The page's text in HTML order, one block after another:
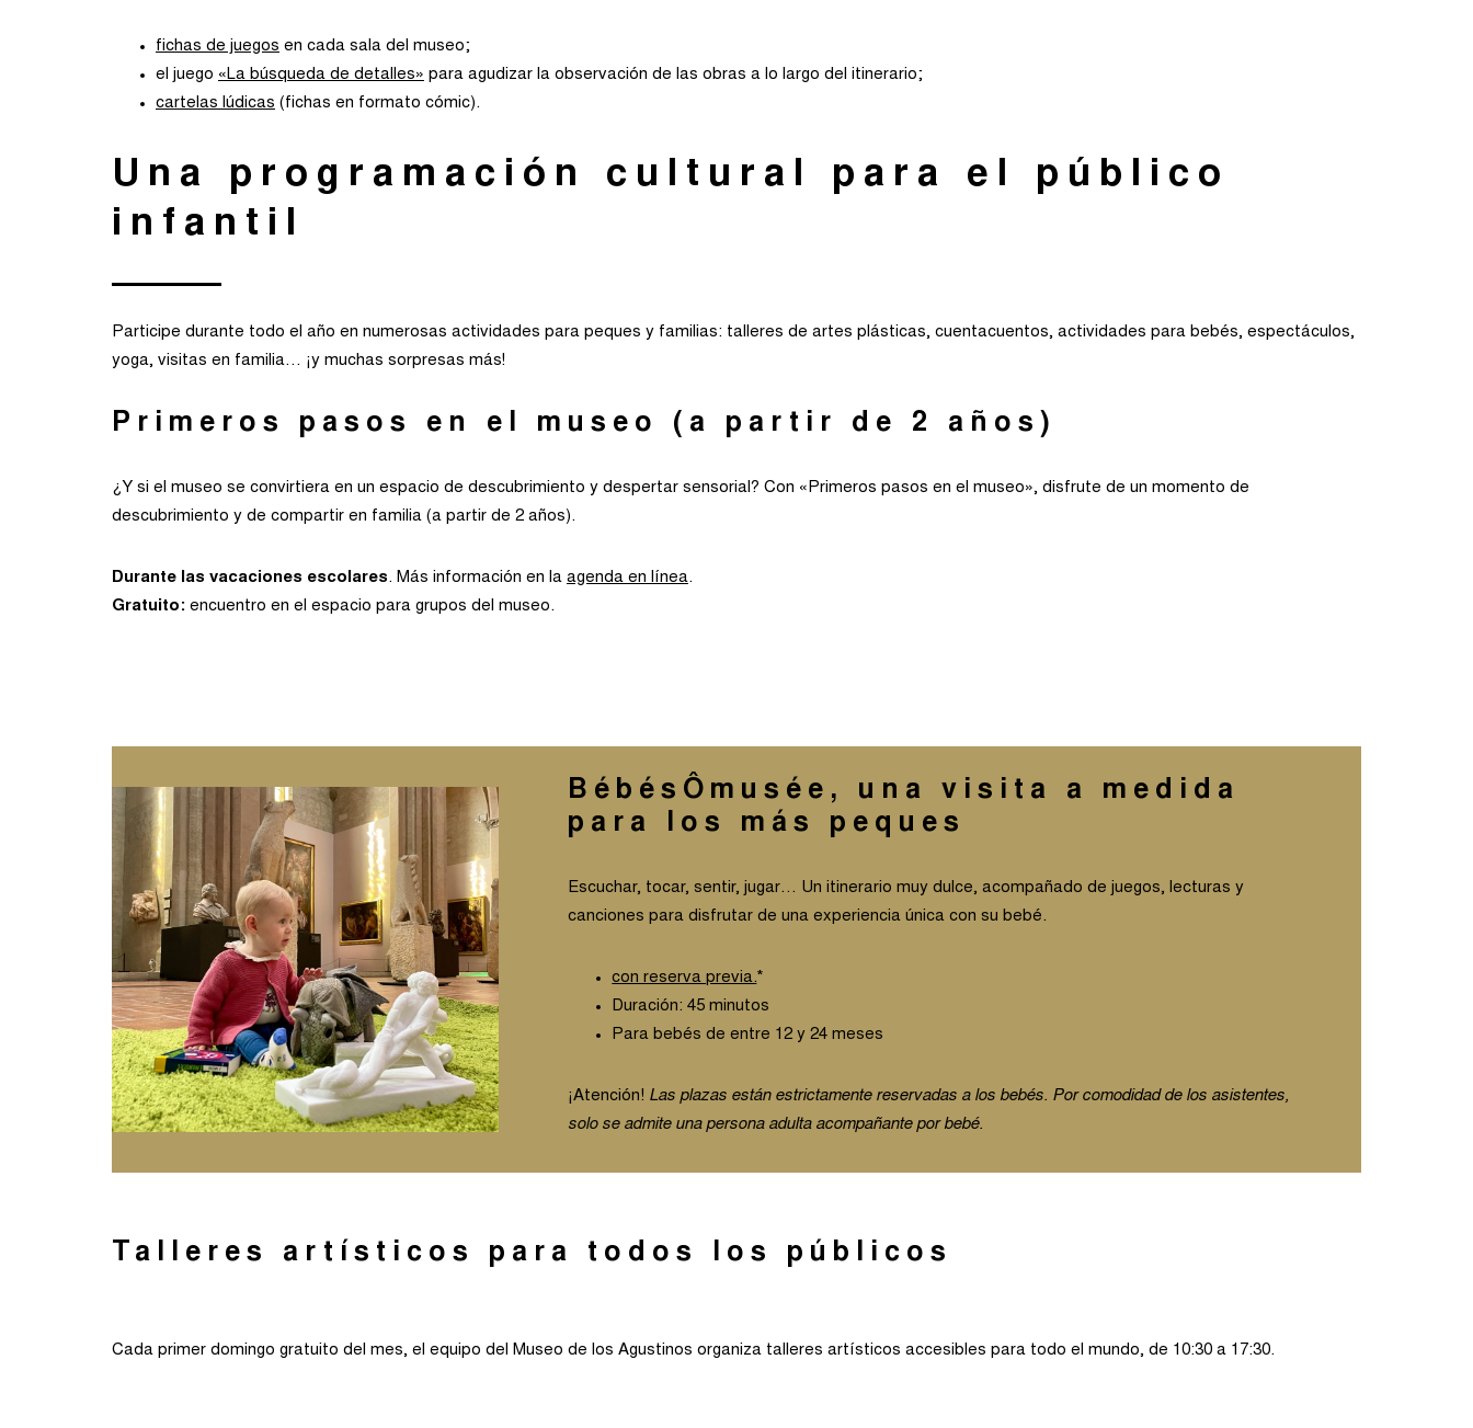
fichas de juegos en cada sala del museo;
el juego «La búsqueda de detalles» para agudizar la observación de las obras a lo largo del itinerario;
cartelas lúdicas (fichas en formato cómic).
Una programación cultural para el público
infantil
Participe durante todo el año en numerosas actividades para peques y familias: talleres de artes plásticas, cuentacuentos, actividades para bebés, espectáculos,
yoga, visitas en familia… ¡y muchas sorpresas más!
Primeros pasos en el museo (a partir de 2 años)
¿Y si el museo se convirtiera en un espacio de descubrimiento y despertar sensorial? Con «Primeros pasos en el museo», disfrute de un momento de
descubrimiento y de compartir en familia (a partir de 2 años).
Durante las vacaciones escolares. Más información en la agenda en línea.
Gratuito: encuentro en el espacio para grupos del museo.
BébésÔmusée, una visita a medida
para los más peques
Escuchar, tocar, sentir, jugar… Un itinerario muy dulce, acompañado de juegos, lecturas y
canciones para disfrutar de una experiencia única con su bebé.
con reserva previa.*
Duración: 45 minutos
Para bebés de entre 12 y 24 meses
¡Atención! Las plazas están estrictamente reservadas a los bebés. Por comodidad de los asistentes,
solo se admite una persona adulta acompañante por bebé.
Talleres artísticos para todos los públicos
Cada primer domingo gratuito del mes, el equipo del Museo de los Agustinos organiza talleres artísticos accesibles para todo el mundo, de 10:30 a 17:30.